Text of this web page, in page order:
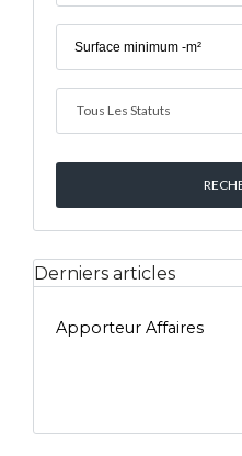
Tous Les Statuts
Derniers articles
Apporteur Affaires